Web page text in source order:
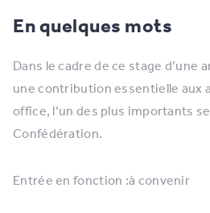
En quelques mots
Dans le cadre de ce stage d’une
une contribution essentielle aux
office, l’un des plus importants
Confédération.
Entrée en fonction :à convenir